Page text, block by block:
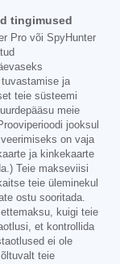
tingimused
Pro või SpyHunter
ja
teie süsteemi
meie
jooksul
on vaja
ja kinkekaarte
Teie makseviisi
teie üleminekul
ostu sooritada.
kuigi teie
et kontrollida
ei ole
teie